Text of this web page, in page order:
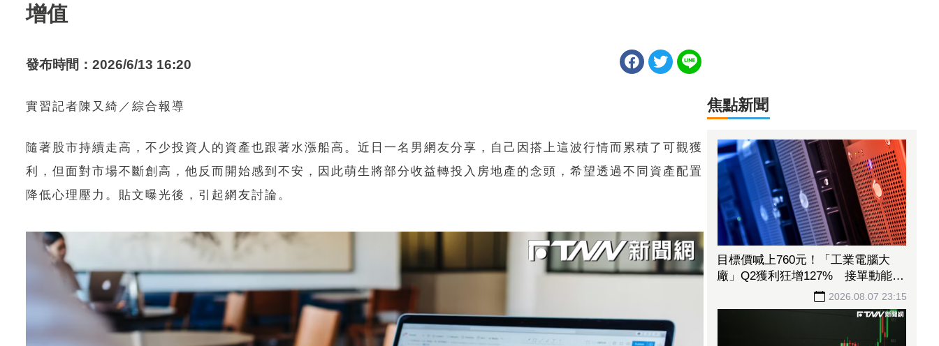
增值
發布時間：2026/6/13 16:20
實習記者陳又綺／綜合報導
隨著股市持續走高，不少投資人的資產也跟著水漲船高。近日一名男網友分享，自己因搭上這波行情而累積了可觀獲
利，但面對市場不斷創高，他反而開始感到不安，因此萌生將部分收益轉投入房地產的念頭，希望透過不同資產配置
降低心理壓力。貼文曝光後，引起網友討論。
焦點新聞
目標價喊上760元！「工業電腦大
廠」Q2獲利狂增127% 接單動能強
2026.08.07 23:15